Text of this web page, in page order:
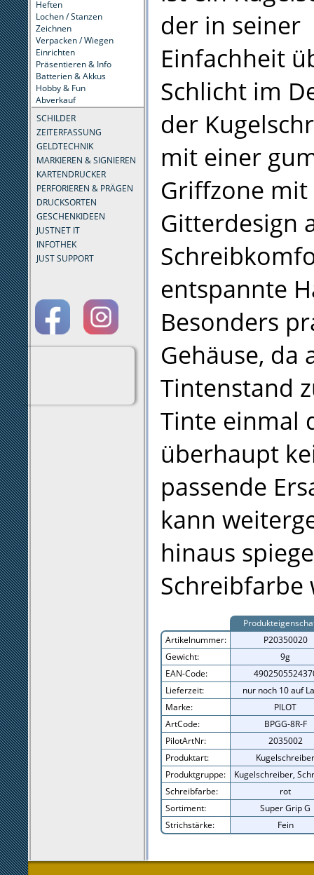
Heften
Lochen / Stanzen
Zeichnen
Verpacken / Wiegen
Einrichten
Präsentieren & Info
Batterien & Akkus
Hobby & Fun
Abverkauf
SCHILDER
ZEITERFASSUNG
GELDTECHNIK
MARKIEREN & SIGNIEREN
KARTENDRUCKER
PERFORIEREN & PRÄGEN
DRUCKSORTEN
GESCHENKIDEEN
JUSTNET IT
INFOTHEK
JUST SUPPORT
der in seiner
Einfachheit
Schlicht im
der
mit einer
Griffzone
Gitterdesign
entspannte
Besonders
Gehäuse, da
Tintenstand
Tinte einmal
überhaupt
passende
kann
hinaus
Schreibfarbe
Artikelnummer:
P20350020
Gewicht:
9g
EAN-Code:
Lieferzeit:
nur noch 10 auf
Marke:
PILOT
ArtCode:
BPGG-8R-F
PilotArtNr:
2035002
Produktart:
Kugelschreiber
Produktgruppe:
Kugelschreiber,
Schreibfarbe:
rot
Sortiment:
Super Grip G
Strichstärke:
Fein